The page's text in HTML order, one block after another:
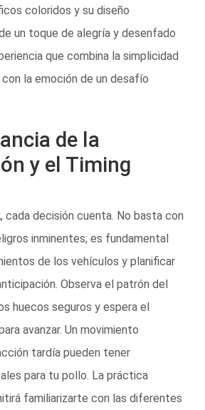
coloridos y su diseño
un toque de alegría y desenfado
que combina la simplicidad
la emoción de un desafío
de la
y el Timing
, cada decisión cuenta. No basta con
inminentes; es fundamental
de los vehículos y planificar
Observa el patrón del
huecos seguros y espera el
avanzar. Un movimiento
tardía pueden tener
para tu pollo. La práctica
familiarizarte con las diferentes